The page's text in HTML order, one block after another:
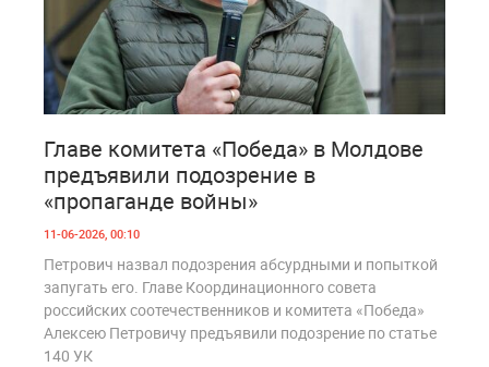
Главе комитета «Победа» в Молдове
предъявили подозрение в
«пропаганде войны»
11-06-2026, 00:10
Петрович назвал подозрения абсурдными и попыткой
запугать его. Главе Координационного совета
российских соотечественников и комитета «Победа»
Алексею Петровичу предъявили подозрение по статье
140 УК